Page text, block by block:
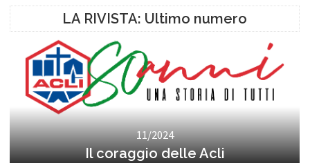
LA RIVISTA: Ultimo numero
11/2024
Il coraggio delle Acli